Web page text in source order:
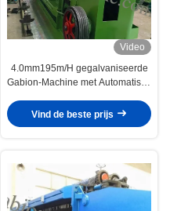
Video
4.0mm195m/H gegalvaniseerde
Gabion-Machine met Automatisch
Vind de beste prijs